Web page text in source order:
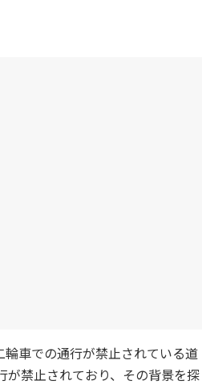
車での通行が禁止されている道
が禁止されており、その背景を探